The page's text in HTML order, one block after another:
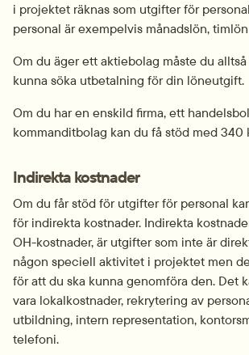
i projektet räknas som utgifter för
personal är exempelvis månadslön,
Om du äger ett aktiebolag måste du
kunna söka utbetalning för din löneutgift.
Om du har en enskild firma, ett
kommanditbolag kan du få stöd med 340
Indirekta kostnader
Om du får stöd för utgifter för personal
för indirekta kostnader. Indirekta
OH-kostnader, är utgifter som inte är
någon speciell aktivitet i projektet men
för att du ska kunna genomföra den. Det
vara lokalkostnader, rekrytering av
utbildning, intern representation,
telefoni.